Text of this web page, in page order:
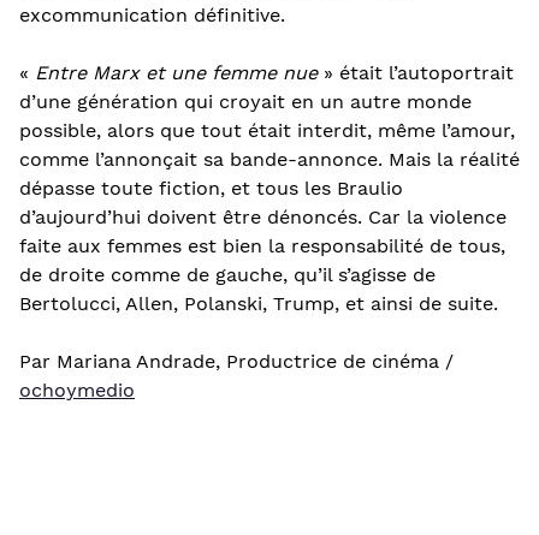
excommunication définitive.
« Entre Marx et une femme nue» était l’autoportrait
d’une génération qui croyait en un autre monde
possible, alors que tout était interdit, même l’amour,
comme l’annonçait sa bande-annonce. Mais la réalité
dépasse toute fiction, et tous les Braulio
d’aujourd’hui doivent être dénoncés. Car la violence
faite aux femmes est bien la responsabilité de tous,
de droite comme de gauche, qu’il s’agisse de
Bertolucci, Allen, Polanski, Trump, et ainsi de suite.
Par Mariana Andrade, Productrice de cinéma /
ochoymedio